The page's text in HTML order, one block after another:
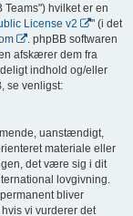
Teams") hvilket er en
License v2
" (i det
. phpBB softwaren
afskærer dem fra
indhold og/eller
se venligst:
uanstændigt,
materiale eller
det være sig i dit
lovgivning.
bliver
vi vurderer det